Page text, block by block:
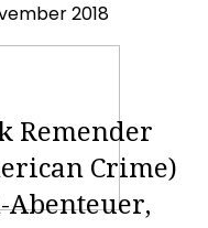
2018
Remender
Crime)
Abenteuer,